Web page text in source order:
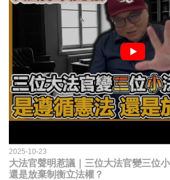
2025-10-23
大法官聲明惹議｜三位大法官變三位
還是放棄制衡立法權？